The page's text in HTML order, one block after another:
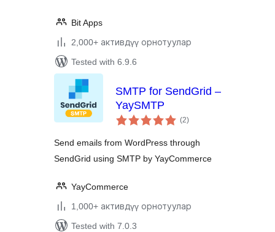
Bit Apps
2,000+ активдүү орнотуулар
Tested with 6.9.6
SMTP for SendGrid –
YaySMTP
(2total
ratings
)
Send emails from WordPress through
SendGrid using SMTP by YayCommerce
YayCommerce
1,000+ активдүү орнотуулар
Tested with 7.0.3